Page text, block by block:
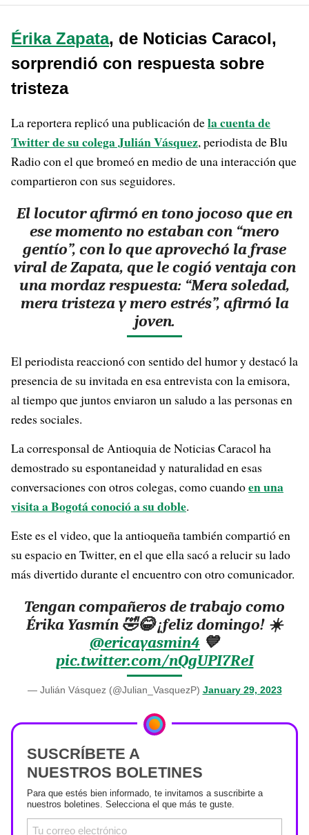
Érika Zapata, de Noticias Caracol,
sorprendió con respuesta sobre
tristeza
La reportera replicó una publicación dela cuenta de
Twitter de su colega Julián Vásquez, periodista de Blu
Radio con el que bromeó en medio de una interacción que
compartieron con sus seguidores.
El locutor afirmó en tono jocoso que en
ese momento no estaban con “mero
gentío”, con lo que aprovechó la frase
viral de Zapata, que le cogió ventaja con
una mordaz respuesta: “Mera soledad,
mera tristeza y mero estrés”, afirmó la
joven.
El periodista reaccionó con sentido del humor y destacó la
presencia de su invitada en esa entrevista con la emisora,
al tiempo que juntos enviaron un saludo a las personas en
redes sociales.
La corresponsal de Antioquia de Noticias Caracol ha
demostrado su espontaneidad y naturalidad en esas
conversaciones con otros colegas, como cuandoen una
visita a Bogotá conoció a su doble.
Este es el video, que la antioqueña también compartió en
su espacio en Twitter, en el que ella sacó a relucir su lado
más divertido durante el encuentro con otro comunicador.
Tengan compañeros de trabajo como
Érika Yasmín 🤣😂 ¡feliz domingo! ☀️
@ericayasmin4 💙
pic.twitter.com/nQgUPI7ReI
— Julián Vásquez (@Julian_VasquezP) January 29, 2023
SUSCRÍBETE A
NUESTROS BOLETINES
Para que estés bien informado, te invitamos a suscribirte a
nuestros boletines. Selecciona el que más te guste.